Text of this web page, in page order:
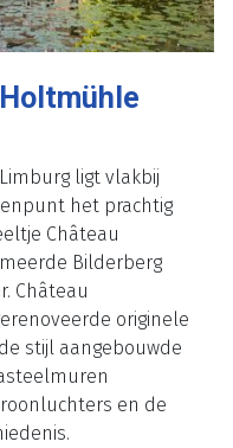
ligt vlakbij
het prachtig
Château
Bilderberg
Château
originele
stijl aangebouwde
en de